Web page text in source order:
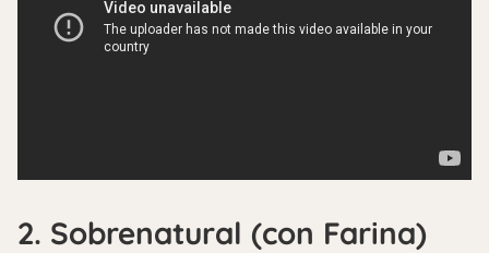
2. Sobrenatural (con Farina)